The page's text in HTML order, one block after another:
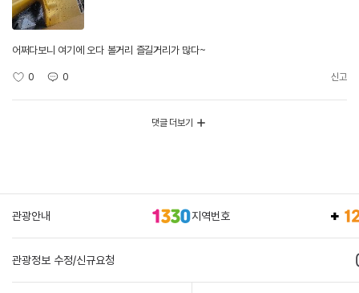
어쩌다보니 여기에 오다 볼거리 즐길거리가 많다~
0 0 신고
댓글 더보기
관광안내 지역번호
관광정보 수정/신규요청